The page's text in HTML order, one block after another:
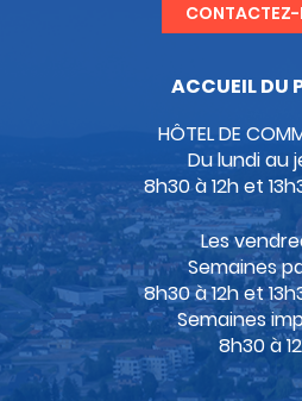
ACCUEIL DU
HÔTEL DE
Du lundi au
8h30 à 12h et
Les
Semaines
8h30 à 12h et
Semaines
8h30 à